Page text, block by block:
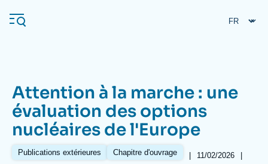
au
contenu
Navigation
principale
L'Ifri
Attention à la marche : une
évaluation des options
nucléaires de l'Europe
Publications extérieures Chapitre d'ouvrage |
Date
11/02/2026
|